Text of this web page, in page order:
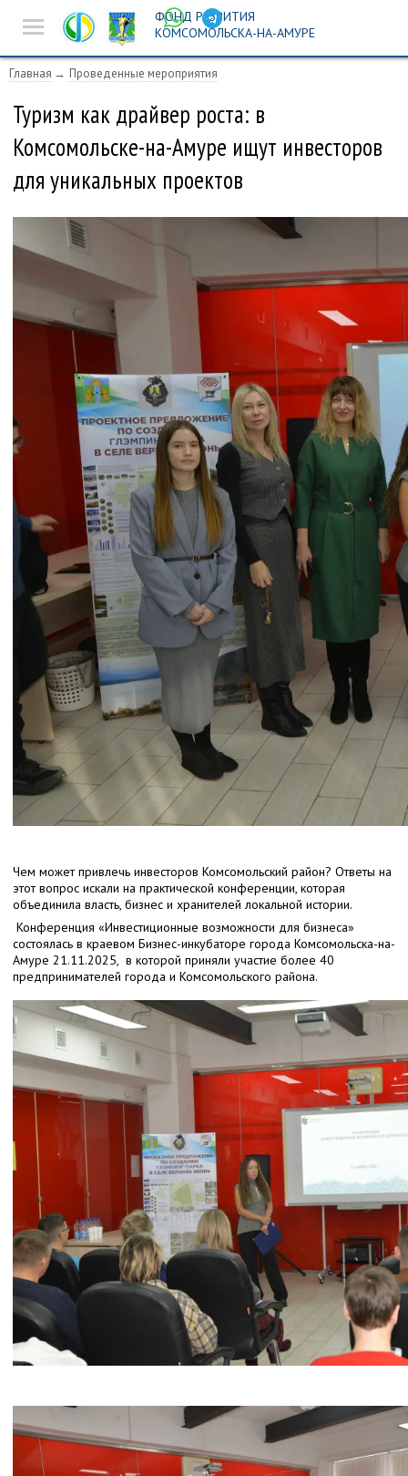
ФОНД РАЗВИТИЯ
КОМСОМОЛЬСКА-НА-АМУРЕ
Новости
Предпринимателям
Ярмарочная
Поиск
Главная Проведенные мероприятия
Туризм как драйвер роста: в
Комсомольске-на-Амуре ищут инвесторов
для уникальных проектов
Чем может привлечь инвесторов Комсомольский район? Ответы на
этот вопрос искали на практической конференции, которая
объединила власть, бизнес и хранителей локальной истории.
Конференция «Инвестиционные возможности для бизнеса»
состоялась в краевом Бизнес-инкубаторе города Комсомольска-на-
Амуре 21.11.2025, в которой приняли участие более 40
предпринимателей города и Комсомольского района.